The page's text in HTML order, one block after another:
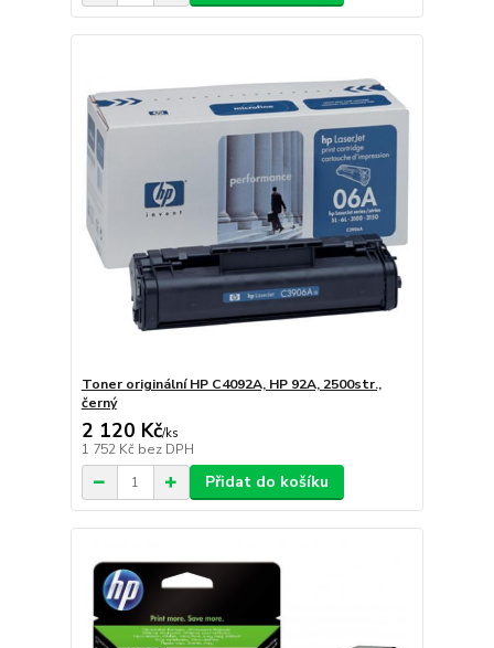
Toner originální HP C4092A, HP 92A, 2500str.,
černý
2 120 Kč/ks
1 752 Kč bez DPH
Přidat do košíku